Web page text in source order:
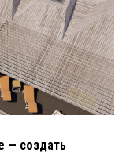
— создать